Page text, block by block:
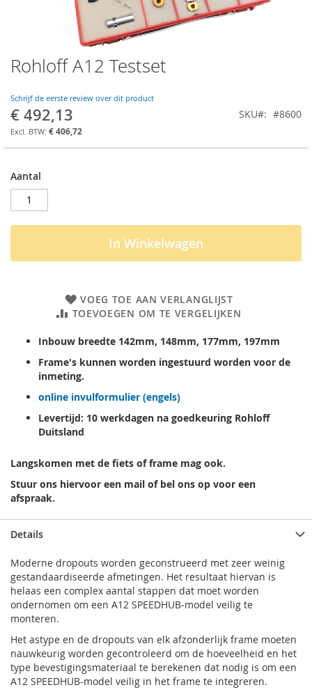
Rohloff A12 Testset
Schrijf de eerste review over dit product
€ 492,13
€ 406,72
SKU #8600
Aantal
In Winkelwagen
VOEG TOE AAN VERLANGLIJST
TOEVOEGEN OM TE VERGELIJKEN
Inbouw breedte 142mm, 148mm, 177mm, 197mm
Frame's kunnen worden ingestuurd worden voor de
inmeting.
online invulformulier (engels)
Levertijd: 10 werkdagen na goedkeuring Rohloff
Duitsland
Langskomen met de fiets of frame mag ook.
Stuur ons hiervoor een mail of bel ons op voor een
afspraak.
Ga
naar
begin
van
de
afbeeldingen-
Details
Moderne dropouts worden geconstrueerd met zeer weinig
gestandaardiseerde afmetingen. Het resultaat hiervan is
helaas een complex aantal stappen dat moet worden
ondernomen om een ​​A12 SPEEDHUB-model veilig te
monteren.
Het astype en de dropouts van elk afzonderlijk frame moeten
nauwkeurig worden gecontroleerd om de hoeveelheid en het
type bevestigingsmateriaal te berekenen dat nodig is om een ​​
A12 SPEEDHUB-model veilig in het frame te integreren.